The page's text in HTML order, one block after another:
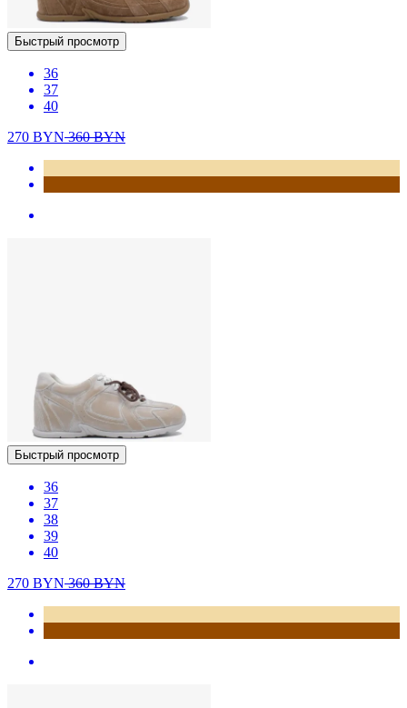
Быстрый просмотр
36
37
40
270 BYN360BYN
Быстрый просмотр
36
37
38
39
40
270 BYN360BYN